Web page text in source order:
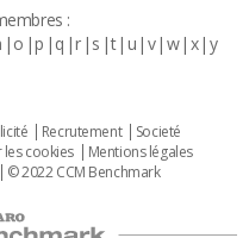
:
o p q r s t u v w x y
Recrutement
Societé
cookies
Mentions légales
© 2022 CCM Benchmark